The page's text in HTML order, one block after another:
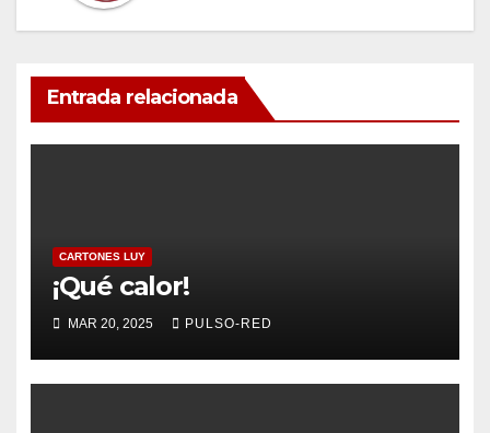
Entrada relacionada
CARTONES LUY
¡Qué calor!
MAR 20, 2025 PULSO-RED